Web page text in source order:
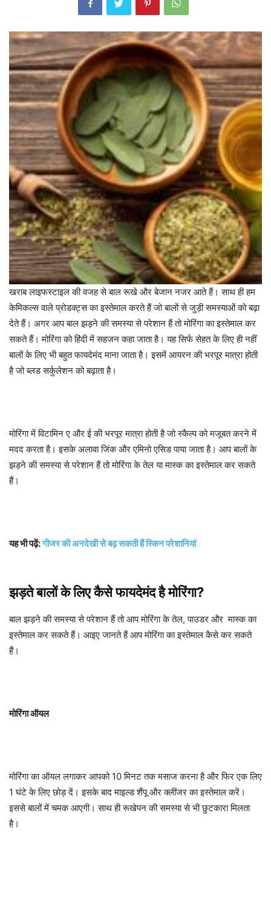
खराब लाइफस्टाइल की वजह से बाल रूखे और बेजान नजर आते हैं। साथ ही हम
केमिकल्स वाले प्रोडक्ट्स का इस्तेमाल करते हैं जो बालों से जुड़ी समस्याओं को बढ़ा
देते हैं। अगर आप बाल झड़ने की समस्या से परेशान हैं तो मोरिंगा का इस्तेमाल कर
सकते हैं। मोरिंगा को हिंदी में सहजन कहा जाता है। यह सिर्फ सेहत के लिए ही नहीं
बालों के लिए भी बहुत फायदेमंद माना जाता है। इसमें आयरन की भरपूर मात्रा होती
है जो ब्लड सर्कुलेशन को बढ़ाता है।
मोरिंगा में विटामिन ए और ई की भरपूर मात्रा होती है जो स्कैल्प को मजूबत करने में
मदद करता है। इसके अलावा जिंक और एमिनो एसिड पाया जाता है। आप बालों के
झड़ने की समस्या से परेशान हैं तो मोरिंगा के तेल या मास्क का इस्तेमाल कर सकते
हैं।
यह भी पढ़ें:गीजर की अनदेखी से बढ़ सकती हैं स्किन परेशानियां
झड़ते बालों के लिए कैसे फायदेमंद है मोरिंगा?
बाल झड़ने की समस्या से परेशान हैं तो आप मोरिंगा के तेल, पाउडर और मास्क का
इस्तेमाल कर सकते हैं। आइए जानते हैं आप मोरिंगा का इस्तेमाल कैसे कर सकते
हैं।
मोरिंगा ऑयल
मोरिंगा का ऑयल लगाकर आपको 10 मिनट तक मसाज करना है और फिर एक लिए
1 घंटे के लिए छोड़ दें। इसके बाद माइल्ड शैंपू और क्लींजर का इस्तेमाल करें।
इससे बालों में चमक आएगी। साथ ही रूखेपन की समस्या से भी छुटकारा मिलता
है।